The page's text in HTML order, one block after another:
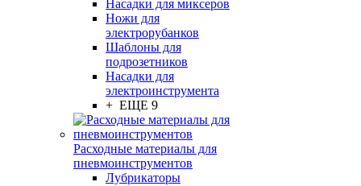
Насадки для миксеров
Ножи для
электрорубанков
Шаблоны для
подрозетников
Насадки для
электроинструмента
+ ЕЩЕ 9
Расходные материалы для
пневмоинструментов
Лубрикаторы